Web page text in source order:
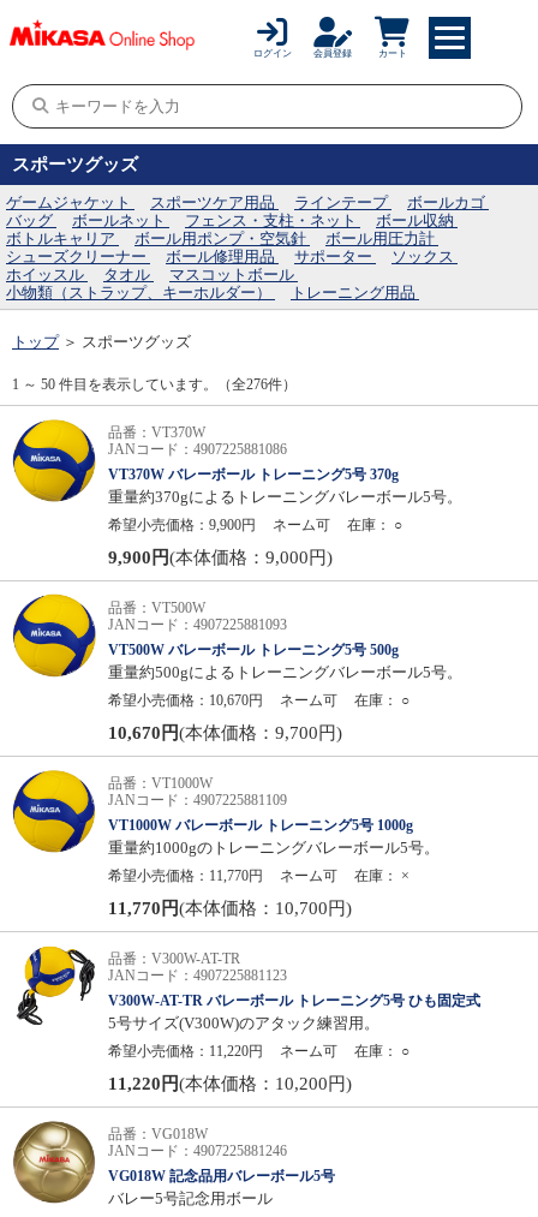
ログイン 会員登録 カート
スポーツグッズ
ゲームジャケット スポーツケア用品 ラインテープ
ボールカゴ
バッグ
ボールネット フェンス・支柱・ネット
ボール収納
ボトルキャリア
ボール用ポンプ・空気針
ボール用圧力計
シューズクリーナー
ボール修理用品 サポーター
ソックス
ホイッスル
タオル
マスコットボール
小物類（ストラップ、キーホルダー）
トレーニング用品
トップ ＞ スポーツグッズ
1 ～ 50 件目を表示しています。（全276件）
品番：VT370W
JANコード：4907225881086
VT370W バレーボール トレーニング5号 370g
重量約370gによるトレーニングバレーボール5号。
希望小売価格：9,900円
ネーム可 在庫： ○
9,900円(本体価格：9,000円)
品番：VT500W
JANコード：4907225881093
VT500W バレーボール トレーニング5号 500g
重量約500gによるトレーニングバレーボール5号。
希望小売価格：10,670円
ネーム可 在庫： ○
10,670円(本体価格：9,700円)
品番：VT1000W
JANコード：4907225881109
VT1000W バレーボール トレーニング5号 1000g
重量約1000gのトレーニングバレーボール5号。
希望小売価格：11,770円
ネーム可 在庫： ×
11,770円(本体価格：10,700円)
品番：V300W-AT-TR
JANコード：4907225881123
V300W-AT-TR バレーボール トレーニング5号 ひも固定式
5号サイズ(V300W)のアタック練習用。
希望小売価格：11,220円
ネーム可 在庫： ○
11,220円(本体価格：10,200円)
品番：VG018W
JANコード：4907225881246
VG018W 記念品用バレーボール5号
バレー5号記念用ボール